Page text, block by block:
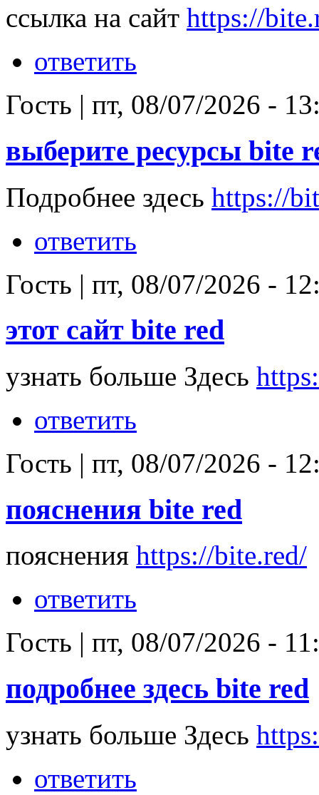
ссылка на сайт https://
ответить
Гость | пт, 08/07/2026 -
выберите ресурсы bite
Подробнее здесь https://
ответить
Гость | пт, 08/07/2026 -
этот сайт bite red
узнать больше Здесь
ответить
Гость | пт, 08/07/2026 -
пояснения bite red
пояснения https://bite.red/
ответить
Гость | пт, 08/07/2026 -
подробнее здесь bite red
узнать больше Здесь
ответить